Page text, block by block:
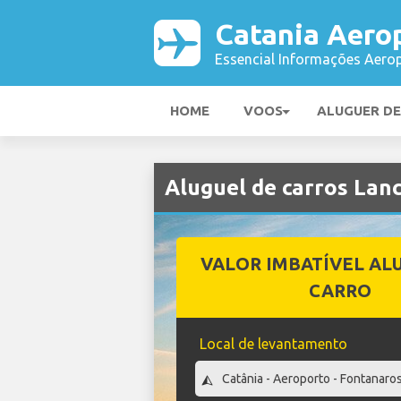
Catania
Essencial Informações
HOME VOOS ALUGUER
Aluguel de carros
VALOR IMBATÍVEL
CARRO
Local de levantamento